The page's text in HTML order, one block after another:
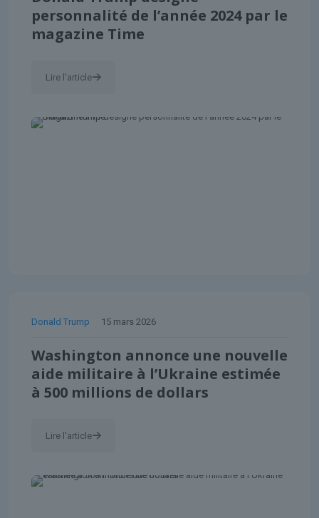
personnalité de l’année 2024 par le
magazine Time
Lire l'article
Donald Trump 15 mars 2026
Washington annonce une nouvelle
aide militaire à l’Ukraine estimée
à 500 millions de dollars
Lire l'article